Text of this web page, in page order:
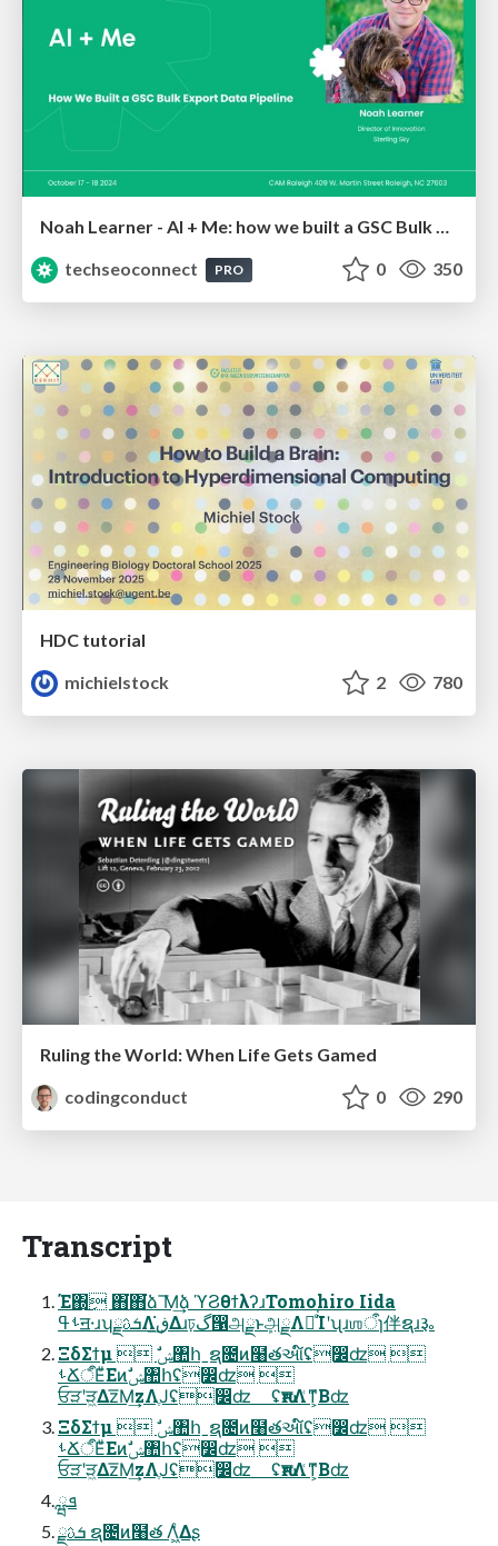
Noah Learner - AI + Me: how we built a GSC Bulk Export data pipeline
techseoconnect
PRO 0 350
HDC tutorial
michielstock
2 780
Ruling the World: When Life Gets Gamed
codingconduct
0 290
Transcript
Έ΍͜ ΋͘΋͘ձ ͞Μ͢͏ձ ϓϨθϯλʔɹTomohiro Iida
ࢀߟॻ੶ɹʮܭࢉྗΛڧ͘͢Δɹঢ়گ൑அྗͱܾஅྗΛຏͨ͘Ίʹʯɹஶऀɿ伴ຊɹ૱
ΞδΣϯμ  ࣗݾ঺հˍຊ೔ͷ໨తઆ໌ʢ෼ʣ 
ࢀՃऀͦΕͧΕͷࣗݾ঺հʢ෼ʣ 
ਓੜʹੜ͖Δz͞Μ͢͏zΛֶͿʢ෼ʣ ʢԋशΛަ͑ͳ͕Βʣ
ΞδΣϯμ  ࣗݾ঺հˍຊ೔ͷ໨తઆ໌ʢ෼ʣ 
ࢀՃऀͦΕͧΕͷࣗݾ঺հʢ෼ʣ 
ਓੜʹੜ͖Δz͞Μ͢͏zΛֶͿʢ෼ʣ ʢԋशΛަ͑ͳ͕Βʣ
ܦྺ
ܭࢉྗ ຊ೔ͷ໨త Λ͖ͨ͑Δʂ